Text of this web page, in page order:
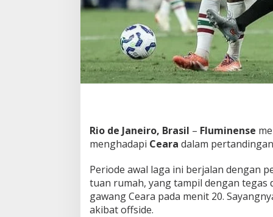
n
e
e
J
a
g
a
D
a
m
M
Rio de Janeiro, Brasil – Fluminense
menghadapi Ceara dalam
Periode awal laga ini berjalan dengan
tuan rumah, yang tampil dengan tegas
gawang Ceara pada menit 20.
akibat offside.